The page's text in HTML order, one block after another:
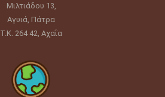
Μιλτιάδου 13,
Αγυιά, Πάτρα
Τ.Κ. 264 42, Αχαΐα